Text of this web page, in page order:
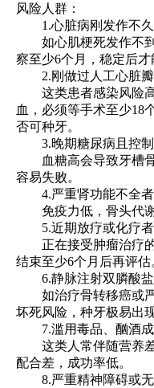
风险人群：
1.心脏病刚发作不久
如心肌梗死发作不到
察至少6个月，稳定后才
2.刚做过人工心脏瓣
这类患者感染风险高
血，必须等手术至少18
否可种牙。
3.晚期糖尿病且控制
血糖高会导致牙槽骨
容易失败。
4.严重肾功能不全者
免疫力低，骨头代谢
5.近期放疗或化疗者
正在接受肿瘤治疗的
结束至少6个月后再评估
6.静脉注射双膦酸盐
如治疗骨转移癌或严
坏死风险，种牙极易出
7.滥用毒品、酗酒成
这类人常伴随营养差
配合差，成功率低。
8.严重精神障碍或无